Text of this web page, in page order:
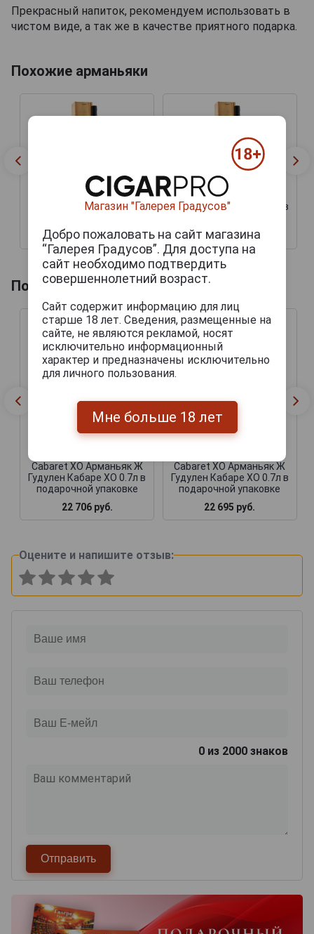
Прекрасный напиток, рекомендуем использовать в
чистом виде, а так же в качестве приятного подарка.
Похожие арманьяки
Veuve J Goudoulin
Cabaret XO Арманьяк Ж
Гудулен Кабаре ХО 0.7л в
9 194 руб.
Veuve J Goudoulin
Cabaret XO Арманьяк Ж
Гудулен Кабаре ХО 0.7л в
11 878 руб.
Похожие напитки по году производства
Cabaret XO Арманьяк Ж
Гудулен Кабаре ХО 0.7л в
подарочной упаковке
22 706 руб.
Cabaret XO Арманьяк Ж
Гудулен Кабаре ХО 0.7л в
подарочной упаковке
22 695 руб.
Оцените и напишите отзыв:
0 из 2000 знаков
Магазин "Галерея Градусов"
Добро пожаловать на сайт магазина
“Галерея Градусов”. Для доступа на
сайт необходимо подтвердить
совершеннолетний возраст.
Сайт содержит информацию для лиц
старше 18 лет. Сведения, размещенные на
сайте, не являются рекламой, носят
исключительно информационный
характер и предназначены исключительно
для личного пользования.
Мне больше 18 лет